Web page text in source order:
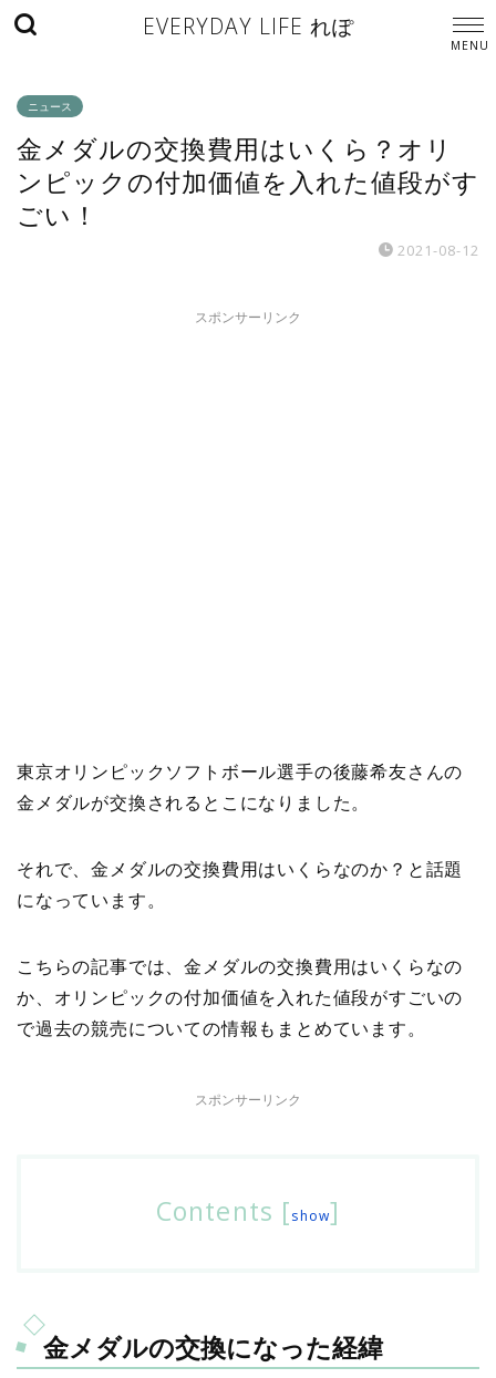
EVERYDAY LIFE れぽ
ニュース
金メダルの交換費用はいくら？オリ
ンピックの付加価値を入れた値段がす
ごい！
2021-08-12
スポンサーリンク
東京オリンピックソフトボール選手の後藤希友さんの
金メダルが交換されるとこになりました。
それで、金メダルの交換費用はいくらなのか？と話題
になっています。
こちらの記事では、金メダルの交換費用はいくらなの
か、オリンピックの付加価値を入れた値段がすごいの
で過去の競売についての情報もまとめています。
スポンサーリンク
Contents [show]
金メダルの交換になった経緯